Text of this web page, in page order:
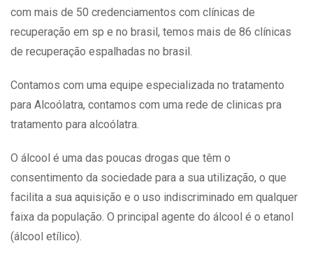
com mais de 50 credenciamentos com clínicas de
recuperação em sp e no brasil, temos mais de 86 clínicas
de recuperação espalhadas no brasil.
Contamos com uma equipe especializada no tratamento
para Alcoólatra, contamos com uma rede de clinicas pra
tratamento para alcoólatra.
O álcool é uma das poucas drogas que têm o
consentimento da sociedade para a sua utilização, o que
facilita a sua aquisição e o uso indiscriminado em qualquer
faixa da população. O principal agente do álcool é o etanol
(álcool etílico).